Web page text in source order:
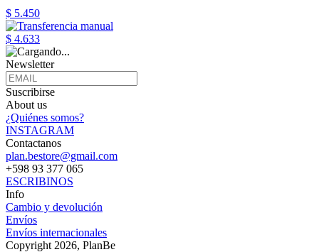
$ 5.450
$ 4.633
Newsletter
Suscribirse
About us
¿Quiénes somos?
INSTAGRAM
Contactanos
plan.bestore@gmail.com
+598 93 377 065
ESCRIBINOS
Info
Cambio y devolución
Envíos
Envíos internacionales
Copyright 2026, PlanBe